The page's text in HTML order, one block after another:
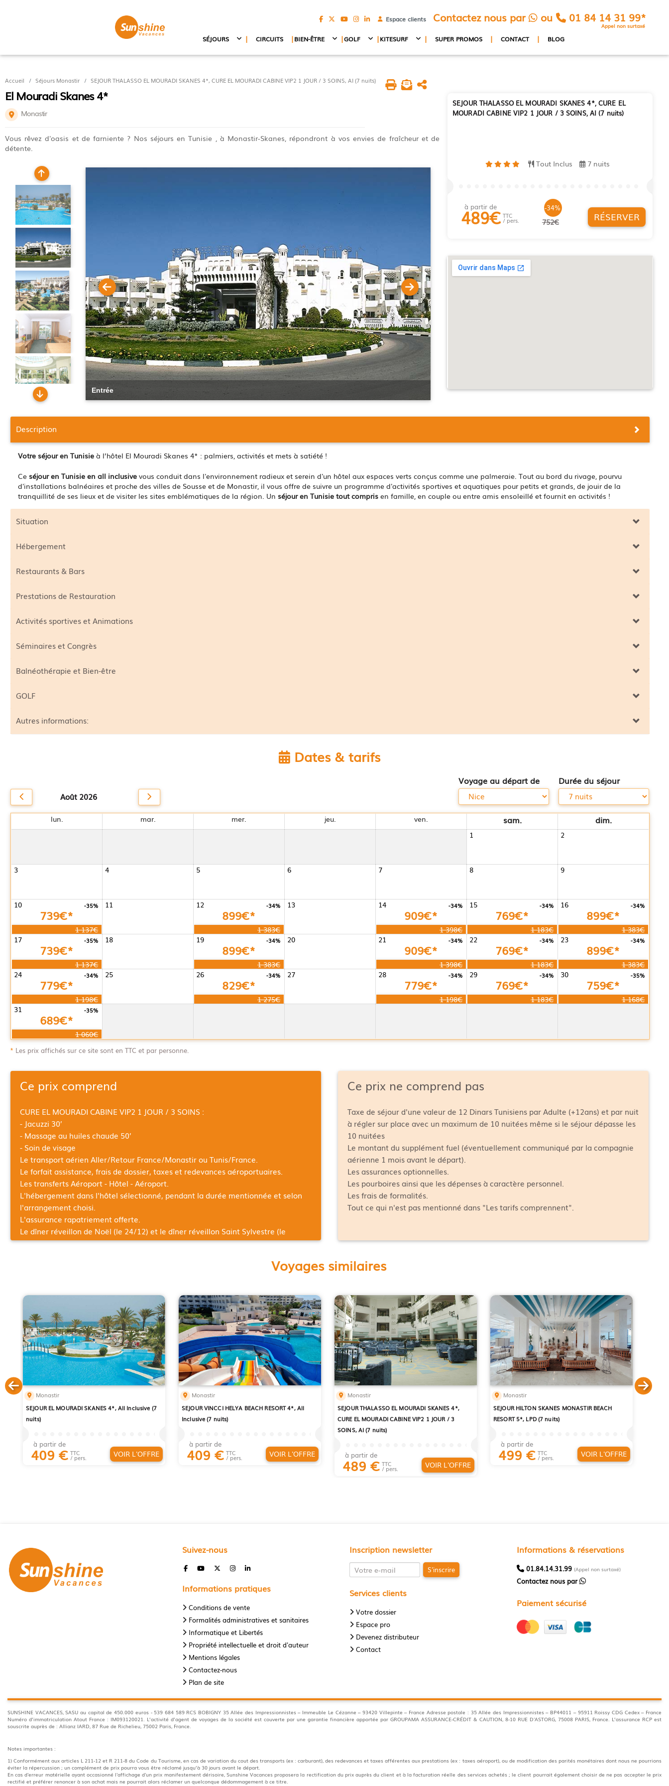
SÉJOURS | CIRCUITS |BIEN-ÊTRE |GOLF |KITESURF | SUPER PROMOS | CONTACT | BLOG
Espace clients Contactez nous par ou 01 84 14 31 99*
Appel non surtaxé
Accueil Séjours Monastir SEJOUR THALASSO EL MOURADI SKANES 4*, CURE EL MOURADI CABINE VIP2 1 JOUR / 3 SOINS, AI (7 nuits)
El Mouradi Skanes 4*
Monastir
Vous rêvez d'oasis et de farniente ? Nos séjours en Tunisie , à Monastir-Skanes, répondront à vos envies de fraîcheur et de
détente.
Entrée
SEJOUR THALASSO EL MOURADI SKANES 4*, CURE EL
MOURADI CABINE VIP2 1 JOUR / 3 SOINS, AI (7 nuits)
Tout Inclus 7 nuits
à partir de
489€ TTC
/ pers.
-34%
752€ RÉSERVER
Description
Votre séjour en Tunisie à l’hôtel El Mouradi Skanes 4* : palmiers, activités et mets à satiété !
Ce séjour en Tunisie en all inclusive vous conduit dans l'environnement radieux et serein d'un hôtel aux espaces verts conçus comme une palmeraie. Tout au bord du rivage, pourvu
d'installations balnéaires et proche des villes de Sousse et de Monastir, il vous offre de suivre un programme d'activités sportives et aquatiques pour petits et grands, de jouir de la
tranquillité de ses lieux et de visiter les sites emblématiques de la région. Un séjour en Tunisie tout compris en famille, en couple ou entre amis ensoleillé et fournit en activités !
Situation
Hébergement
Restaurants & Bars
Prestations de Restauration
Activités sportives et Animations
Séminaires et Congrès
Balnéothérapie et Bien-être
GOLF
Autres informations:
Ce prix comprend
CURE EL MOURADI CABINE VIP2 1 JOUR / 3 SOINS :
- Jacuzzi 30’
- Massage au huiles chaude 50’
- Soin de visage
Le transport aérien Aller/Retour France/Monastir ou Tunis/France.
Le forfait assistance, frais de dossier, taxes et redevances aéroportuaires.
Les transferts Aéroport - Hôtel - Aéroport.
L'hébergement dans l'hôtel sélectionné, pendant la durée mentionnée et selon
l'arrangement choisi.
L'assurance rapatriement offerte.
Le dîner réveillon de Noël (le 24/12) et le dîner réveillon Saint Sylvestre (le
31/12).
Tous nos Séjours avec vols incluent un minimum de 23 kg de bagages en soute et
Ce prix ne comprend pas
Taxe de séjour d'une valeur de 12 Dinars Tunisiens par Adulte (+12ans) et par nuit
à régler sur place avec un maximum de 10 nuitées même si le séjour dépasse les
10 nuitées
Le montant du supplément fuel (éventuellement communiqué par la compagnie
aérienne 1 mois avant le départ).
Les assurances optionnelles.
Les pourboires ainsi que les dépenses à caractère personnel.
Les frais de formalités.
Tout ce qui n'est pas mentionné dans "Les tarifs comprennent".
Dates & tarifs
Voyage au départ de Durée du séjour
Août 2026
lun. mar. mer. jeu. ven. sam. dim.
1 2
3 4 5 6 7 8 9
10 11 12 13 14 15 16
-35%
739€*
1 137€
-34%
899€*
1 383€
-34%
909€*
1 398€
-34%
769€*
1 183€
-34%
899€*
1 383€
17
18 19 20 21 22 23
-35%
739€*
1 137€
-34%
899€*
1 383€
-34%
909€*
1 398€
-34%
769€*
1 183€
-34%
899€*
1 383€
24
25 26 27 28 29 30
-34%
779€*
1 198€
-34%
829€*
1 275€
-34%
779€*
1 198€
-34%
769€*
1 183€
-35%
759€*
1 168€
31
-35%
689€*
1 060€
* Les prix affichés sur ce site sont en TTC et par personne.
Voyages similaires
Monastir
SEJOUR EL MOURADI SKANES 4*, All Inclusive (7
nuits)
à partir de
409 € TTC
/ pers. VOIR L'OFFRE
Monastir
SEJOUR VINCCI HELYA BEACH RESORT 4*, All
Inclusive (7 nuits)
à partir de
409 € TTC
/ pers. VOIR L'OFFRE
Monastir
SEJOUR THALASSO EL MOURADI SKANES 4*,
CURE EL MOURADI CABINE VIP2 1 JOUR / 3
SOINS, AI (7 nuits)
à partir de
489 € TTC
/ pers. VOIR L'OFFRE
Monastir
SEJOUR HILTON SKANES MONASTIR BEACH
RESORT 5*, LPD (7 nuits)
à partir de
499 € TTC
/ pers. VOIR L'OFFRE
Suivez-nous
Informations pratiques
Conditions de vente
Formalités administratives et sanitaires
Informatique et Libertés
Propriété intellectuelle et droit d'auteur
Mentions légales
Contactez-nous
Plan de site
Inscription newsletter
S'inscrire
Services clients
Votre dossier
Espace pro
Devenez distributeur
Contact
Informations & réservations
01.84.14.31.99 (Appel non surtaxé)
Contactez nous par
Paiement sécurisé
SUNSHINE VACANCES, SASU au capital de 450.000 euros - 539 684 589 RCS BOBIGNY 35 Allée des Impressionnistes – Immeuble Le Cézanne – 93420 Villepinte – France Adresse postale : 35 Allée des Impressionnistes – BP44011 – 95911 Roissy CDG Cedex – France
Numéro d’immatriculation Atout France : IM093120021. L’activité d’agent de voyages de la société est couverte par une garantie financière apportée par GROUPAMA ASSURANCE-CRÉDIT & CAUTION, 8-10 RUE D'ASTORG, 75008 PARIS, France. L’assurance RCP est
souscrite auprès de : Allianz IARD, 87 Rue de Richelieu, 75002 Paris, France.
Notes importantes :
1) Conformément aux articles L 211-12 et R 211-8 du Code du Tourisme, en cas de variation du cout des transports (ex : carburant), des redevances et taxes afférentes aux prestations (ex : taxes aéroport), ou de modification des parités monétaires dont nous ne pourrions
éviter la répercussion ; un complément de prix pourra vous être réclamé jusqu’à 30 jours avant le départ.
En cas d'erreur matérielle ayant occasionné l'affichage d'un prix manifestement dérisoire, Sunshine Vacances proposera la rectification du prix auprès du client et à la facturation réelle des services achetés ; le client pourrait également choisir de ne pas accepter le prix
rectifié et préférer renoncer à son achat mais ne pourrait alors réclamer un quelconque dédommagement à ce titre.